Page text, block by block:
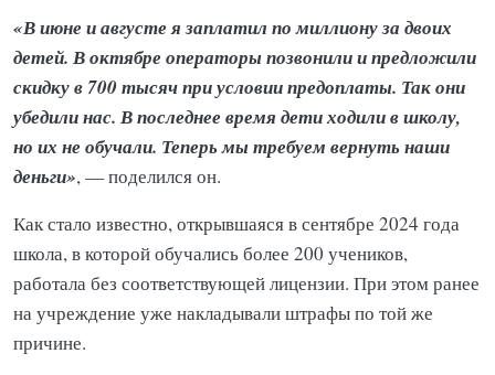
«В июне и августе я заплатил по миллиону за двоих
детей. В октябре операторы позвонили и предложили
скидку в 700 тысяч при условии предоплаты. Так они
убедили нас. В последнее время дети ходили в школу,
но их не обучали. Теперь мы требуем вернуть наши
деньги», — поделился он.
Как стало известно, открывшаяся в сентябре 2024 года
школа, в которой обучались более 200 учеников,
работала без соответствующей лицензии. При этом ранее
на учреждение уже накладывали штрафы по той же
причине.